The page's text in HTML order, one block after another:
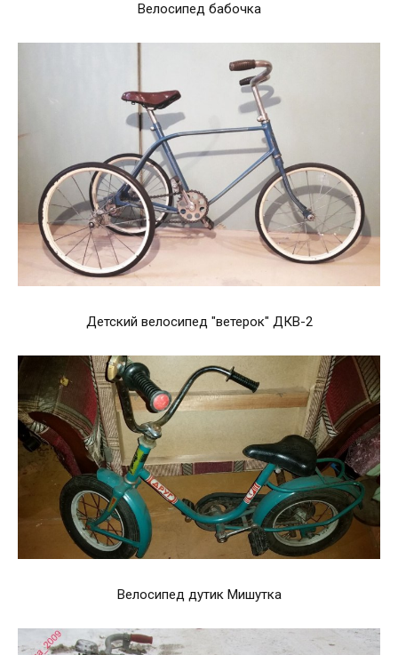
Велосипед бабочка
Детский велосипед "ветерок" ДКВ-2
Велосипед дутик Мишутка